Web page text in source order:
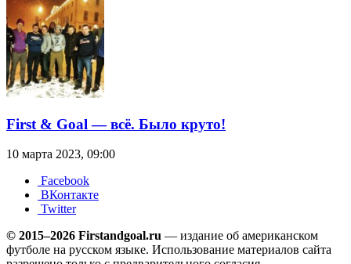
First & Goal — всё. Было круто!
10 марта 2023, 09:00
Facebook
ВКонтакте
Twitter
© 2015–2026 Firstandgoal.ru — издание об американском
футболе на русском языке. Использование материалов cайта